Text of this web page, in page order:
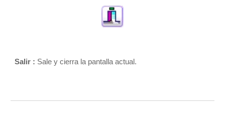
Salir : Sale y cierra la pantalla actual.